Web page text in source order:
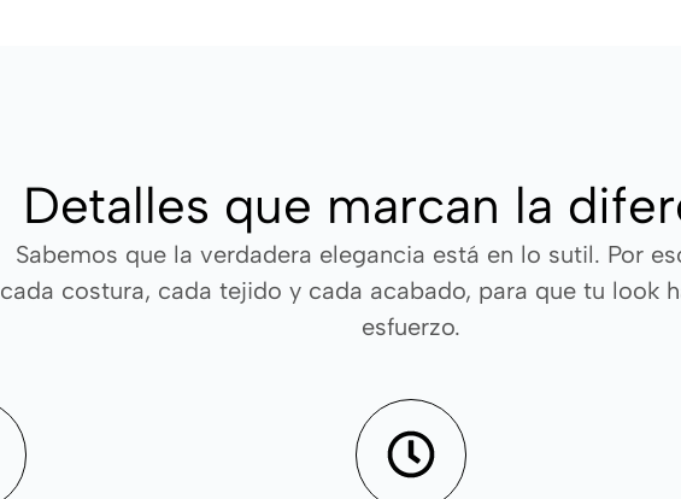
Detalles que marcan la
Sabemos que la verdadera elegancia está en lo sutil. Por
cada costura, cada tejido y cada acabado, para que tu look
esfuerzo.